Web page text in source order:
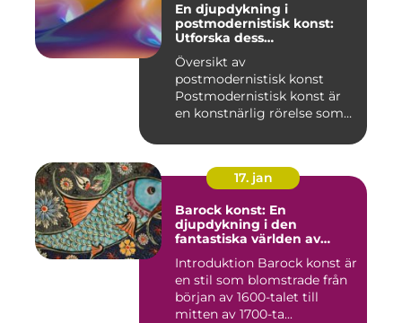
En djupdykning i
postmodernistisk konst:
Utforska dess
mångfasetterade natur
Översikt av
postmodernistisk konst
Postmodernistisk konst är
en konstnärlig rörelse som
17. jan
Barock konst: En
djupdykning i den
fantastiska världen av
Introduktion Barock konst är
en stil som blomstrade från
början av 1600-talet till
mitten av 1700-ta...